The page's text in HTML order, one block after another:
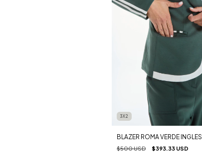
3X2
BLAZER ROMA VERDE INGLES
$500 USD $393.33 USD